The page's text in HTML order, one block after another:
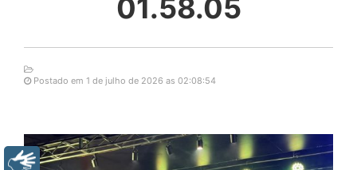
01.58.05
Postado em 1 de julho de 2026 as 02:08:54
Libras